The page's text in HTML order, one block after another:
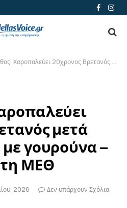
Facebook
20χρονος Βρετανός μετά από τροχαίο με γουρούνα – Δίνει μάχη στη ΜΕΘ
μετά
γουρούνα –
ΜΕΘ
2026
Δεν υπάρχουν Σχόλια